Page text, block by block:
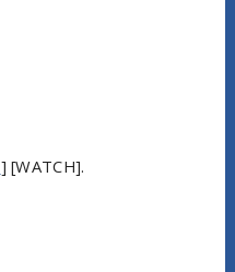
] [WATCH].